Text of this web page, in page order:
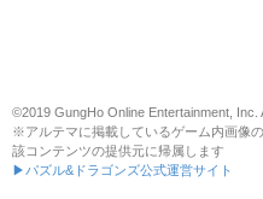
©2019 GungHo Online Entertainment, Inc.
※アルテマに掲載しているゲーム内画像
該コンテンツの提供元に帰属します
▶パズル&ドラゴンズ公式運営サイト